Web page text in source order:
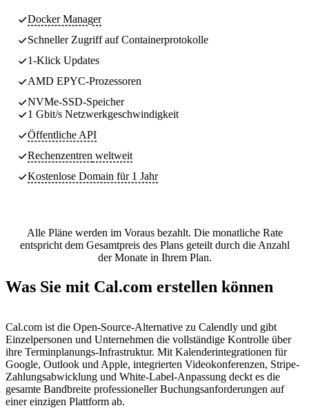
Docker Manager
Schneller Zugriff auf Containerprotokolle
1-Klick Updates
AMD EPYC-Prozessoren
NVMe-SSD-Speicher
1 Gbit/s Netzwerkgeschwindigkeit
Öffentliche API
Rechenzentren weltweit
Kostenlose Domain für 1 Jahr
Alle Pläne werden im Voraus bezahlt. Die monatliche Rate
entspricht dem Gesamtpreis des Plans geteilt durch die Anzahl
der Monate in Ihrem Plan.
Was Sie mit Cal.com erstellen können
Cal.com ist die Open-Source-Alternative zu Calendly und gibt
Einzelpersonen und Unternehmen die vollständige Kontrolle über
ihre Terminplanungs-Infrastruktur. Mit Kalenderintegrationen für
Google, Outlook und Apple, integrierten Videokonferenzen, Stripe-
Zahlungsabwicklung und White-Label-Anpassung deckt es die
gesamte Bandbreite professioneller Buchungsanforderungen auf
einer einzigen Plattform ab.